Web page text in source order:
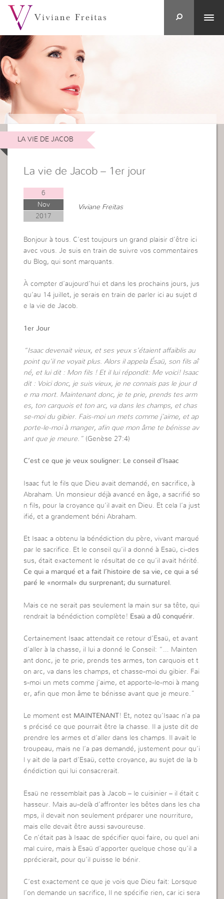
LA VIE DE JACOB
La vie de Jacob – 1er jour
6
Nov
2017
Viviane Freitas
Bonjour à tous. C’est toujours un grand plaisir d’être ici
avec vous. Je suis en train de suivre vos commentaires
du Blog, qui sont marquants.
À compter d’aujourd’hui et dans les prochains jours, jus
qu’au 14 juillet, je serais en train de parler ici au sujet d
e la vie de Jacob.
1er Jour
“Isaac devenait vieux, et ses yeux s’étaient affaiblis au
point qu’il ne voyait plus. Alors il appela Ésaü, son fils aî
né, et lui dit : Mon fils ! Et il lui répondit: Me voici! Isaac
dit : Voici donc, je suis vieux, je ne connais pas le jour d
e ma mort. Maintenant donc, je te prie, prends tes arm
es, ton carquois et ton arc, va dans les champs, et chas
se-moi du gibier. Fais-moi un mets comme j’aime, et ap
porte-le-moi à manger, afin que mon âme te bénisse av
ant que je meure.” (Genèse 27:4)
C’est ce que je veux souligner: Le conseil d’Isaac
Isaac fut le fils que Dieu avait demandé, en sacrifice, à
Abraham. Un monsieur déjà avancé en âge, a sacrifié so
n fils, pour la croyance qu’il avait en Dieu. Et cela l’a just
ifié, et a grandement béni Abraham.
Et Isaac a obtenu la bénédiction du père, vivant marqué
par le sacrifice. Et le conseil qu’il a donné à Esaü, ci-des
sus, était exactement le résultat de ce qu’il avait hérité.
Ce qui a marqué et a fait l’histoire de sa vie, ce qui a sé
paré le «normal» du surprenant; du surnaturel.
Mais ce ne serait pas seulement la main sur sa tête, qui
rendrait la bénédiction complète! Esaü a dû conquérir.
Certainement Isaac attendait ce retour d’Esaü, et avant
d’aller à la chasse, il lui a donné le Conseil: “… Mainten
ant donc, je te prie, prends tes armes, ton carquois et t
on arc, va dans les champs, et chasse-moi du gibier. Fai
s-moi un mets comme j’aime, et apporte-le-moi à mang
er, afin que mon âme te bénisse avant que je meure.”
Le moment est MAINTENANT ! Et, notez qu’Isaac n’a pa
s précisé ce que pourrait être la chasse. Il a juste dit de
prendre les armes et d’aller dans les champs. Il avait le
troupeau, mais ne l’a pas demandé, justement pour qu’i
l y ait de la part d’Esaü, cette croyance, au sujet de la b
énédiction qui lui consacrerait.
Esaü ne ressemblait pas à Jacob – le cuisinier – il était c
hasseur. Mais au-delà d’affronter les bêtes dans les cha
mps, il devait non seulement préparer une nourriture,
mais elle devait être aussi savoureuse.
Ce n’était pas à Isaac de spécifier quoi faire, ou quel ani
mal cuire, mais à Esaü d’apporter quelque chose qu’il a
pprécierait, pour qu’il puisse le bénir.
C’est exactement ce que je vois que Dieu fait: Lorsque
l’on demande un sacrifice, Il ne spécifie rien, car ici sera